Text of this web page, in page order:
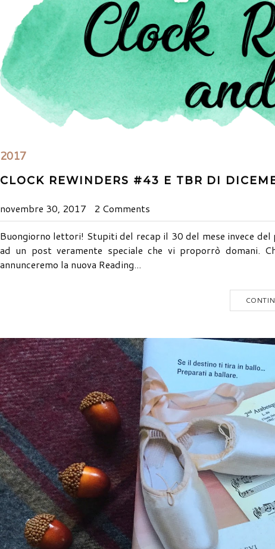
2017
CLOCK REWINDERS #43 E TBR DI
novembre 30, 2017
2 Comments
Buongiorno lettori! Stupiti del recap il 30 del mese invece
ad un post veramente speciale che vi proporrò domani.
annunceremo la nuova Reading...